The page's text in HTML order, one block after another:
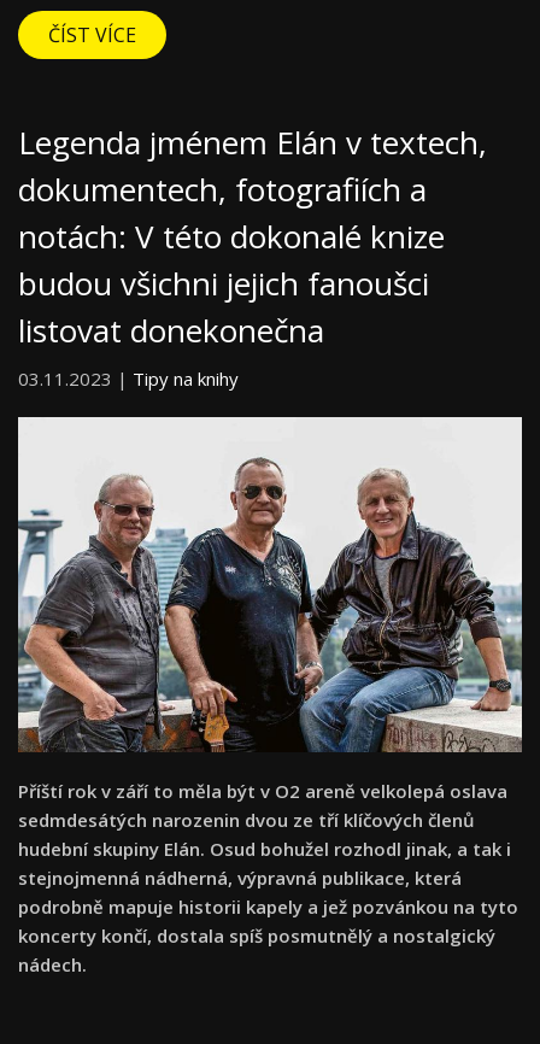
ČÍST VÍCE
Legenda jménem Elán v textech,
dokumentech, fotografiích a
notách: V této dokonalé knize
budou všichni jejich fanoušci
listovat donekonečna
03.11.2023 | Tipy na knihy
Příští rok v září to měla být v O2 areně velkolepá oslava
sedmdesátých narozenin dvou ze tří klíčových členů
hudební skupiny Elán. Osud bohužel rozhodl jinak, a tak i
stejnojmenná nádherná, výpravná publikace, která
podrobně mapuje historii kapely a jež pozvánkou na tyto
koncerty končí, dostala spíš posmutnělý a nostalgický
nádech.